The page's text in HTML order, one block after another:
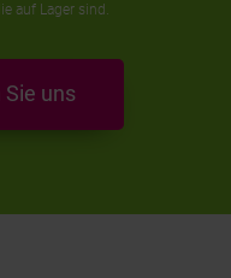
auf Lager sind.
uns